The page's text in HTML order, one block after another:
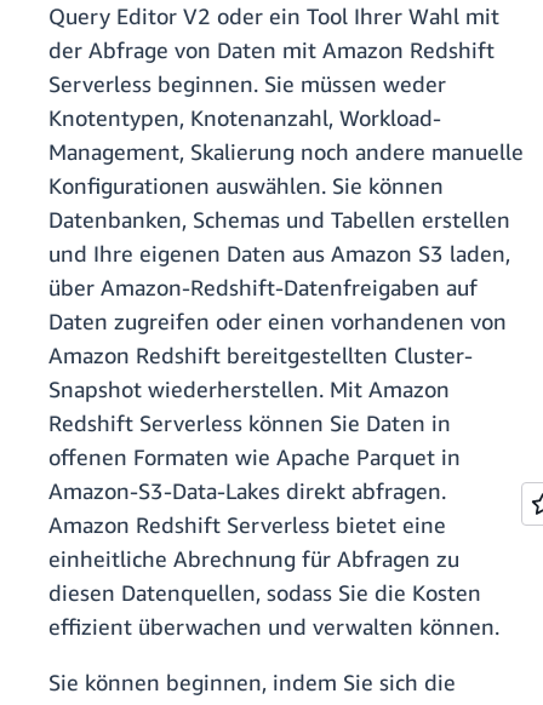
Query Editor V2 oder ein Tool Ihrer Wahl mit
der Abfrage von Daten mit Amazon Redshift
Serverless beginnen. Sie müssen weder
Knotentypen, Knotenanzahl, Workload-
Management, Skalierung noch andere manuelle
Konfigurationen auswählen. Sie können
Datenbanken, Schemas und Tabellen erstellen
und Ihre eigenen Daten aus Amazon S3 laden,
über Amazon-Redshift-Datenfreigaben auf
Daten zugreifen oder einen vorhandenen von
Amazon Redshift bereitgestellten Cluster-
Snapshot wiederherstellen. Mit Amazon
Redshift Serverless können Sie Daten in
offenen Formaten wie Apache Parquet in
Amazon-S3-Data-Lakes direkt abfragen.
Amazon Redshift Serverless bietet eine
einheitliche Abrechnung für Abfragen zu
diesen Datenquellen, sodass Sie die Kosten
effizient überwachen und verwalten können.
Sie können beginnen, indem Sie sich die